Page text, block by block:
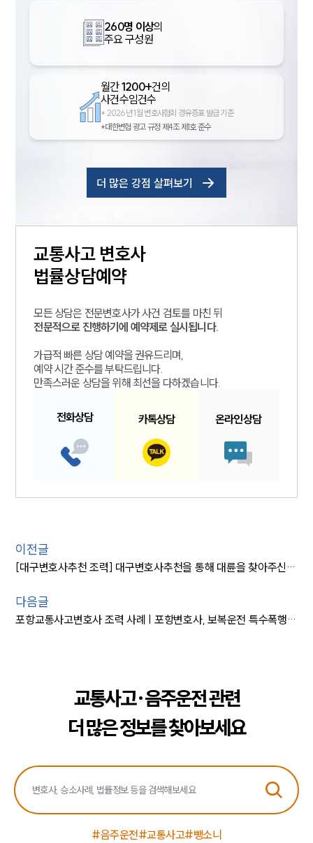
260명 이상의
주요 구성원
월간1200+건의
사건수임건수
* 2026년 1월 변호사협회 경유증표 발급 기준
*대한변협 광고 규정 제4조 제1호 준수
더 많은 강점 살펴보기
교통사고변호사
법률상담예약
모든 상담은 전문변호사가 사건 검토를 마친 뒤
전문적으로 진행하기에 예약제로 실시됩니다.
가급적 빠른 상담 예약을 권유드리며,
예약 시간 준수를 부탁드립니다.
만족스러운 상담을 위해 최선을 다하겠습니다.
전화상담 카톡상담 온라인상담
이전글
[대구변호사추천 조력] 대구변호사추천을 통해 대륜을 찾아주신 의뢰인, 1심 뒤집고 집행유예 성공
다음글
포항교통사고변호사 조력 사례 | 포항변호사, 보복운전 특수폭행 불기소로 처벌 방어
교통사고·음주운전 관련
더 많은 정보를 찾아보세요
#음주운전#교통사고#뺑소니